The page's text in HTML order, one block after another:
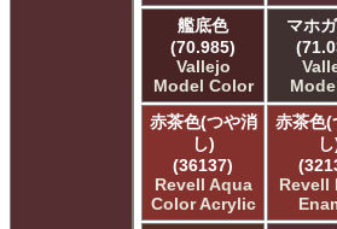
ＧＳＩクレオス Mr.トップコート
ＧＳＩクレオス Mr.メタリックカラ
ＧＳＩクレオス Mr.メタルカラー
ＧＳＩクレオス アクリジョン
ＧＳＩクレオス ガンダムカラー
ＧＳＩクレオス ガンダムカラー
ＧＳＩクレオス ガンダムカラース
ＧＳＩクレオス ガンダムカラース
ＧＳＩクレオス ガンダムマーカー
艦底色
(70.985)
Vallejo
Model Color
マホ
赤茶色(つや消
し)
(36137)
Revell Aqua
Color Acrylic
赤茶色(
Revell